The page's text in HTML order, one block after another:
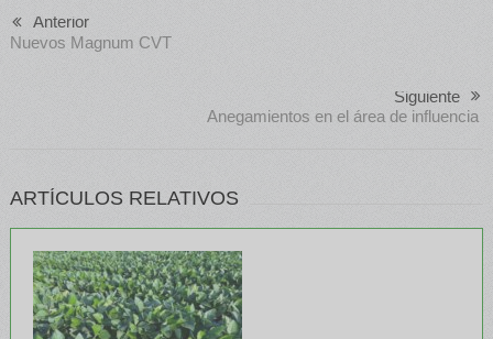
Anterior
Nuevos Magnum CVT
Siguiente
Anegamientos en el área de influencia
ARTÍCULOS RELATIVOS